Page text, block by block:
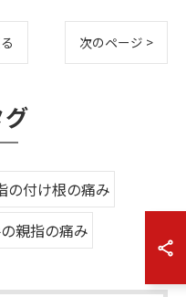
次のページ >
の付け根の痛み
親指の痛み